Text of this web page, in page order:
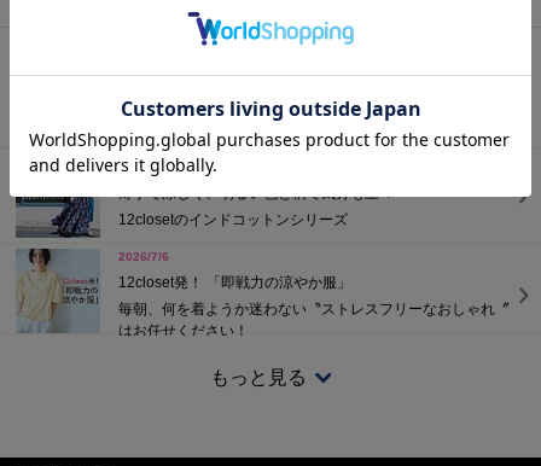
セールアイテムが更にプライスダウン。気になっていたアイ
テムをお得に手に入れるチャンスをお見逃しなく！
2026/7/10
薄手で涼しく、明るい色と柄で気分も上々
12closetのインドコットンシリーズ
2026/7/6
12closet発！ 「即戦力の涼やか服」
毎朝、何を着ようか迷わない〝ストレスフリーなおしゃれ〞
はお任せください！
撥水、防水…機能がうれしい！
もっと見る